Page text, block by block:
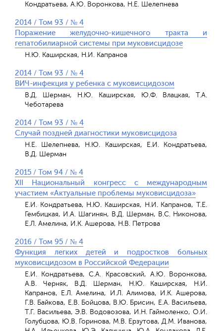
Кондратьева, А.Ю. Воронкова, Н.Е. Шелепнева
2014 / Том 93 / № 4
Поражение желудочно-кишечного тракта и
гепатобилиарной системы при муковисцидозе
Н.Ю. Каширская, Н.И. Капранов
2014 / Том 93 / № 4
ВИЧ-инфекция у ребенка с муковисцидозом
В.Д. Шерман, Н.Ю. Каширская, Ю.Ф. Влацкая, Т.А.
Чеботарева
2014 / Том 93 / № 4
Случай поздней диагностики муковисцидоза
Н.Е. Шелепнева, Н.Ю. Каширская, Е.И. Кондратьева,
В.Д. Шерман
2015 / Том 94 / № 4
XII Национальный конгресс с международным
участием «Актуальные проблемы муковисцидоза»
Е.И. Кондратьева, Н.Ю. Каширская, Н.И. Капранов, Т.Е.
Гембицкая, И.А. Шагинян, В.Д. Шерман, В.С. Никонова,
Е.Л. Амелина, И.К. Ашерова, Н.В. Петрова
2016 / Том 95 / № 4
Функция легких детей и подростков больных
муковисцидозом в Российской Федерации
Е.И. Кондратьева, С.А. Красовский, А.Ю. Воронкова,
A.В. Черняк, В.Д. Шерман, Н.Ю. Каширская, Н.И.
Капранов, Е.Л. Амелина, И.Л. Алимова, И.К. Ашерова,
Г.В. Байкова, Е.В. Бойцова, В.Ю. Брисин, Е.А. Васильева,
Т.Г. Васильева, Э.В. Водовозова, И.Н. Гаймоленко, О.И.
Голубцова, Ю.В. Горинова, М.В. Ерзутова, Д.М. Иванова,